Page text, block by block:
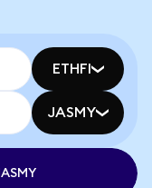
ETHFI
JASMY